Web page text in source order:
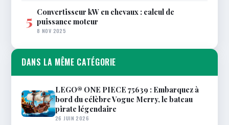
5 Convertisseur kW en chevaux : calcul de
puissance moteur
8 NOV 2025
DANS LA MÊME CATÉGORIE
LEGO® ONE PIECE 75639 : Embarquez à
bord du célèbre Vogue Merry, le bateau
pirate légendaire
26 JUIN 2026